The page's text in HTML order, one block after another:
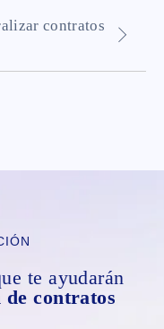
contratos
te ayudarán
contratos